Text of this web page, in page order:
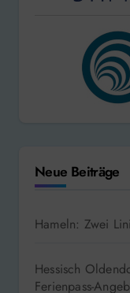
Neue Beiträge
Hameln: Zwei
Hessisch
Ferienpass-